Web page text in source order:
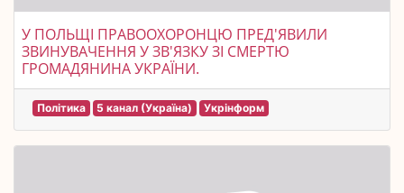
У ПОЛЬЩІ ПРАВООХОРОНЦЮ ПРЕД'ЯВИЛИ
ЗВИНУВАЧЕННЯ У ЗВ'ЯЗКУ ЗІ СМЕРТЮ
ГРОМАДЯНИНА УКРАЇНИ.
Політика 5 канал (Україна) Укрінформ